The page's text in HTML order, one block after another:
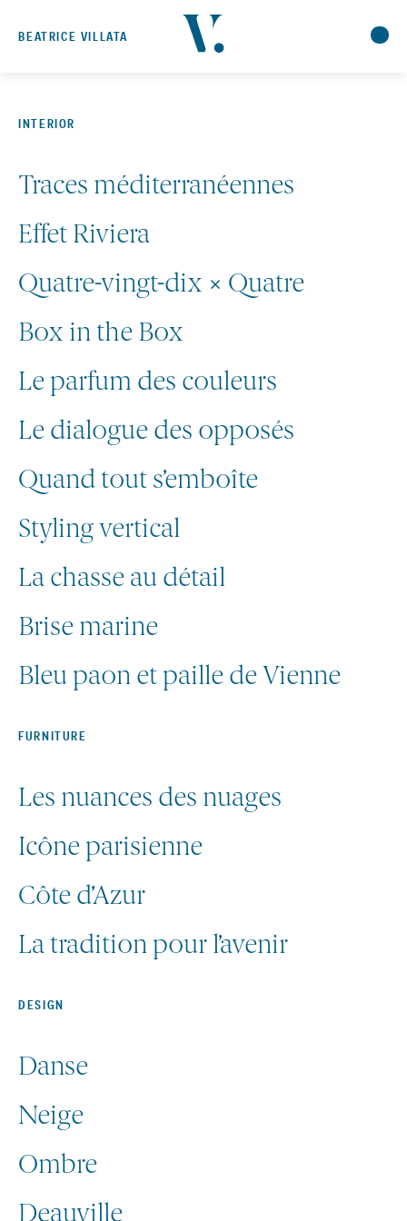
BEATRICE VILLATA
INTERIOR
Traces méditerranéennes
Effet Riviera
Quatre-vingt-dix × Quatre
Box in the Box
Le parfum des couleurs
Le dialogue des opposés
Quand tout s’emboîte
Styling vertical
La chasse au détail
Brise marine
Bleu paon et paille de Vienne
FURNITURE
Les nuances des nuages
Icône parisienne
Côte d’Azur
La tradition pour l’avenir
DESIGN
Danse
Neige
Ombre
Deauville